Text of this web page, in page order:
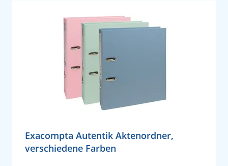
Exacompta Autentik Aktenordner,
verschiedene Farben